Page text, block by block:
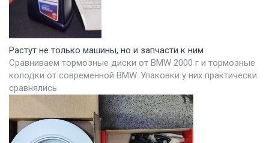
Растут не только машины, но и запчасти к ним
Сравниваем тормозные диски от BMW 2000 г и тормозные
колодки от современной BMW. Упаковки у них практически
сравнялись